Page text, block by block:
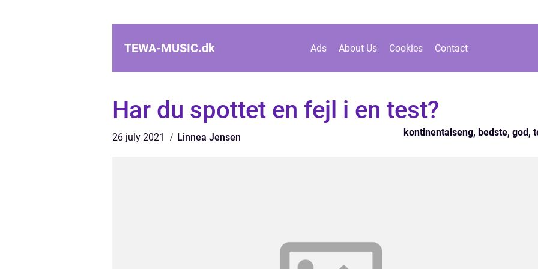
TEWA-MUSIC.dk Ads About Us Cookies Contact
Har du spottet en fejl i en test?
26 july 2021 Linnea Jensen kontinentalseng, bedste, god,